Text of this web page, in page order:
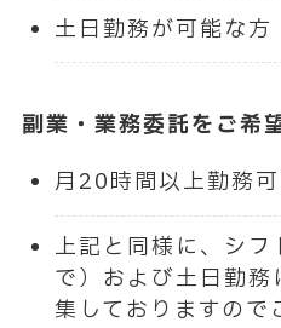
土日勤務が可能な方
副業・業務委託をご希
月20時間以上勤務
上記と同様に、シ
で）および土日勤
集しておりますので